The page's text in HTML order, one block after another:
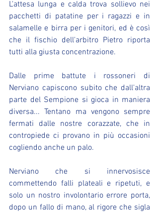
L'attesa lunga e calda trova sollievo nei
pacchetti di patatine per i ragazzi e in
salamelle e birra per i genitori, ed è così
che il fischio dell'arbitro Pietro riporta
tutti alla giusta concentrazione.
Dalle prime battute i rossoneri di
Nerviano capiscono subito che dall'altra
parte del Sempione si gioca in maniera
diversa... Tentano ma vengono sempre
fermati dalle nostre corazzate, che in
contropiede ci provano in più occasioni
cogliendo anche un palo.
Nerviano che si innervosisce
commettendo falli plateali e ripetuti, e
solo un nostro involontario errore porta,
dopo un fallo di mano, al rigore che sigla